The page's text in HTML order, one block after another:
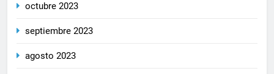
octubre 2023
septiembre 2023
agosto 2023